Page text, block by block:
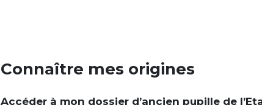
Connaître mes origines
Accéder à mon dossier d’ancien pupille de